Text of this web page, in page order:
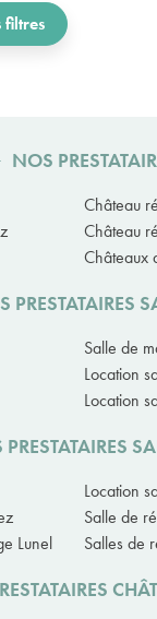
filtres
NOS
Château
Château
Châteaux
PRESTATAIRES
Salle de
Location
Location
Location
Salle de
Lunel
Salles de